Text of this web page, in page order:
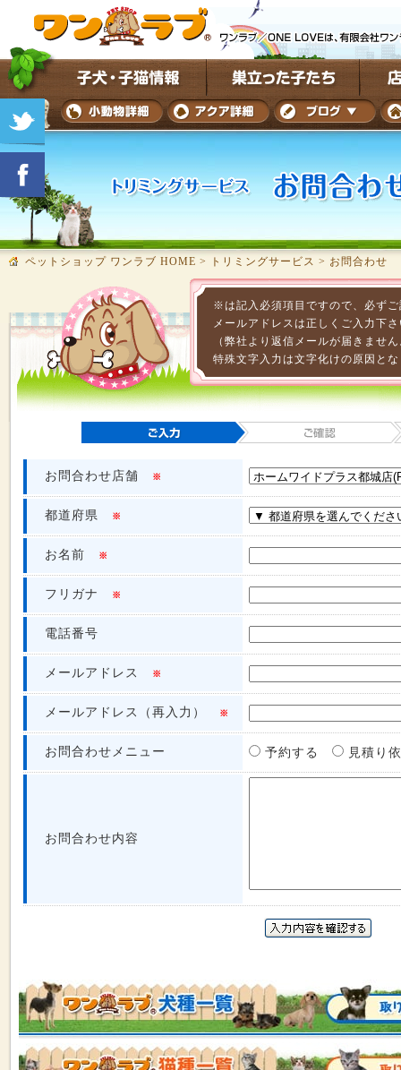
ペットショップ ワンラブ HOME > トリミングサービス > お問合わせ
※は記入必須項目ですので、必ず
メールアドレスは正しくご入力下
（弊社より返信メールが届きませ
特殊文字入力は文字化けの原因と
お問合わせ店舗 ※
都道府県 ※
お名前 ※
フリガナ ※
電話番号
メールアドレス ※
メールアドレス（再入力） ※
お問合わせメニュー 予約する 見積り
お問合わせ内容